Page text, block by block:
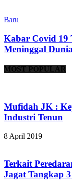
Baru
Kabar Covid 19
Meninggal
MOST POPULAR
Mufidah JK :
Industri Tenun
8 April 2019
Terkait
Jagat Tangkap